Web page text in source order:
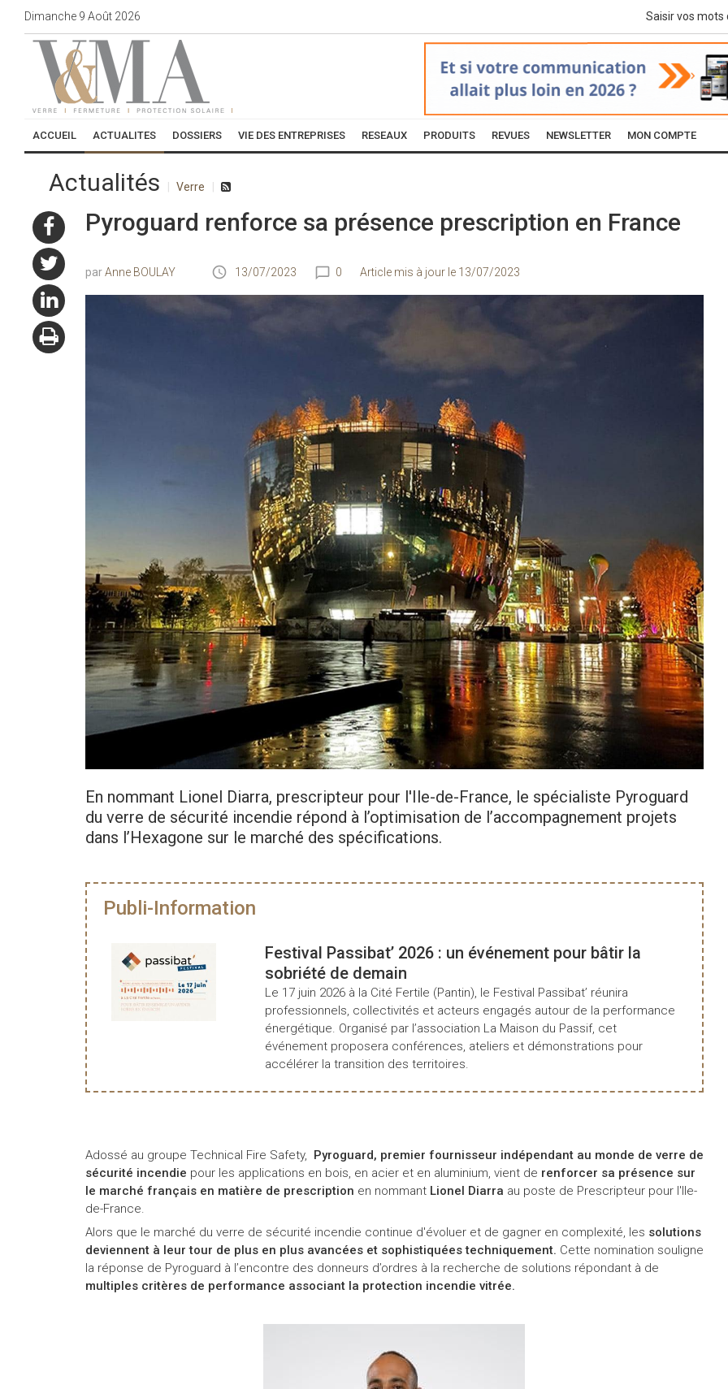
Dimanche 9 Août 2026
ACCUEIL ACTUALITES DOSSIERS VIE DES ENTREPRISES RESEAUX PRODUITS REVUES NEWSLETTER MON COMPTE
Actualités Verre
Pyroguard renforce sa présence prescription en France
Anne BOULAY 13/07/2023 0 Article mis à jour le 13/07/2023
En nommant Lionel Diarra, prescripteur pour l'Ile-de-France, le spécialiste Pyroguard
du verre de sécurité incendie répond à l’optimisation de l’accompagnement projets
dans l’Hexagone sur le marché des spécifications.
Publi-Information
Festival Passibat’ 2026 : un événement pour bâtir la
sobriété de demain
Le 17 juin 2026 à la Cité Fertile (Pantin), le Festival Passibat’ réunira
professionnels, collectivités et acteurs engagés autour de la performance
énergétique. Organisé par l’association La Maison du Passif, cet
événement proposera conférences, ateliers et démonstrations pour
accélérer la transition des territoires.
Adossé au groupe Technical Fire Safety, Pyroguard, premier fournisseur indépendant au monde de verre de
sécurité incendie pour les applications en bois, en acier et en aluminium, vient de renforcer sa présence sur
le marché français en matière de prescription en nommant Lionel Diarra au poste de Prescripteur pour l'Ile-
de-France.
Alors que le marché du verre de sécurité incendie continue d'évoluer et de gagner en complexité, les solutions
deviennent à leur tour de plus en plus avancées et sophistiquées techniquement. Cette nomination souligne
la réponse de Pyroguard à l’encontre des donneurs d’ordres à la recherche de solutions répondant à de
multiples critères de performance associant la protection incendie vitrée.